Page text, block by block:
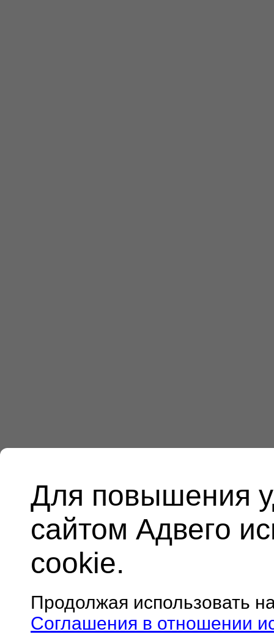
Для повышения
сайтом Адвего
cookie.
Продолжая использовать
Соглашения в отношении